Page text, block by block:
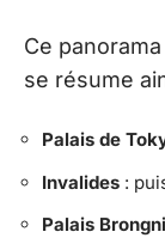
Ce
se résume
Palais de
Invalides :
Palais